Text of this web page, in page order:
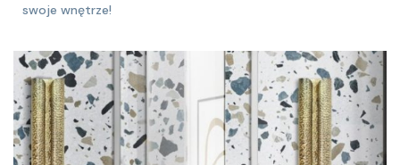
swoje wnętrze!